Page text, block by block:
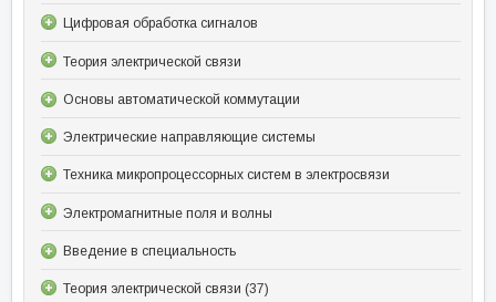
Цифровая обработка сигналов
Теория электрической связи
Основы автоматической коммутации
Электрические направляющие системы
Техника микропроцессорных систем в электросвязи
Электромагнитные поля и волны
Введение в специальность
Теория электрической связи (37)